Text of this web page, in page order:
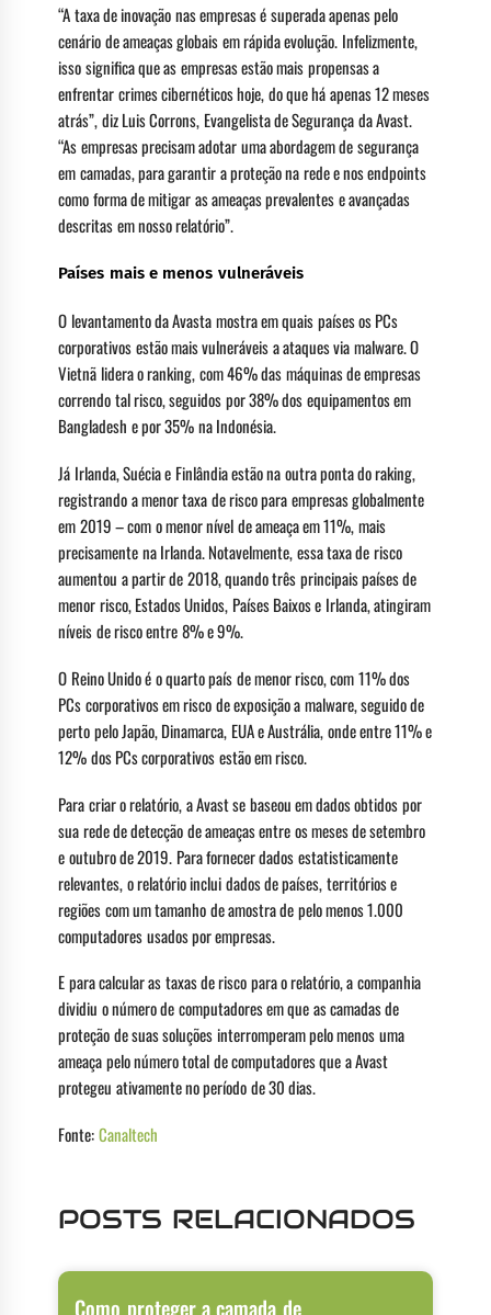
“A taxa de inovação nas empresas é superada apenas pelo
cenário de ameaças globais em rápida evolução. Infelizmente,
isso significa que as empresas estão mais propensas a
enfrentar crimes cibernéticos hoje, do que há apenas 12 meses
atrás”, diz Luis Corrons, Evangelista de Segurança da Avast.
“As empresas precisam adotar uma abordagem de segurança
em camadas, para garantir a proteção na rede e nos endpoints
como forma de mitigar as ameaças prevalentes e avançadas
descritas em nosso relatório”.
Países mais e menos vulneráveis
O levantamento da Avasta mostra em quais países os PCs
corporativos estão mais vulneráveis a ataques via malware. O
Vietnã lidera o ranking, com 46% das máquinas de empresas
correndo tal risco, seguidos por 38% dos equipamentos em
Bangladesh e por 35% na Indonésia.
Já Irlanda, Suécia e Finlândia estão na outra ponta do raking,
registrando a menor taxa de risco para empresas globalmente
em 2019 – com o menor nível de ameaça em 11%, mais
precisamente na Irlanda. Notavelmente, essa taxa de risco
aumentou a partir de 2018, quando três principais países de
menor risco, Estados Unidos, Países Baixos e Irlanda, atingiram
níveis de risco entre 8% e 9%.
O Reino Unido é o quarto país de menor risco, com 11% dos
PCs corporativos em risco de exposição a malware, seguido de
perto pelo Japão, Dinamarca, EUA e Austrália, onde entre 11% e
12% dos PCs corporativos estão em risco.
Para criar o relatório, a Avast se baseou em dados obtidos por
sua rede de detecção de ameaças entre os meses de setembro
e outubro de 2019. Para fornecer dados estatisticamente
relevantes, o relatório inclui dados de países, territórios e
regiões com um tamanho de amostra de pelo menos 1.000
computadores usados por empresas.
E para calcular as taxas de risco para o relatório, a companhia
dividiu o número de computadores em que as camadas de
proteção de suas soluções interromperam pelo menos uma
ameaça pelo número total de computadores que a Avast
protegeu ativamente no período de 30 dias.
Fonte:Canaltech
POSTS RELACIONADOS
Como proteger a camada de